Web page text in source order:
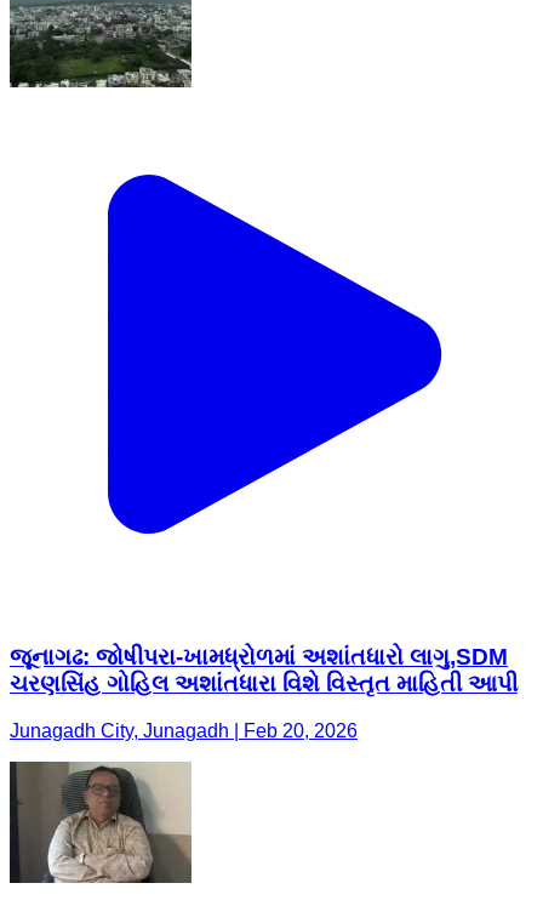
જૂનાગઢ: જોષીપરા-ખામધ્રોળમાં અશાંતધારો લાગુ,SDM
ચરણસિંહ ગોહિલ અશાંતધારા વિશે વિસ્તૃત માહિતી આપી
Junagadh City, Junagadh | Feb 20, 2026